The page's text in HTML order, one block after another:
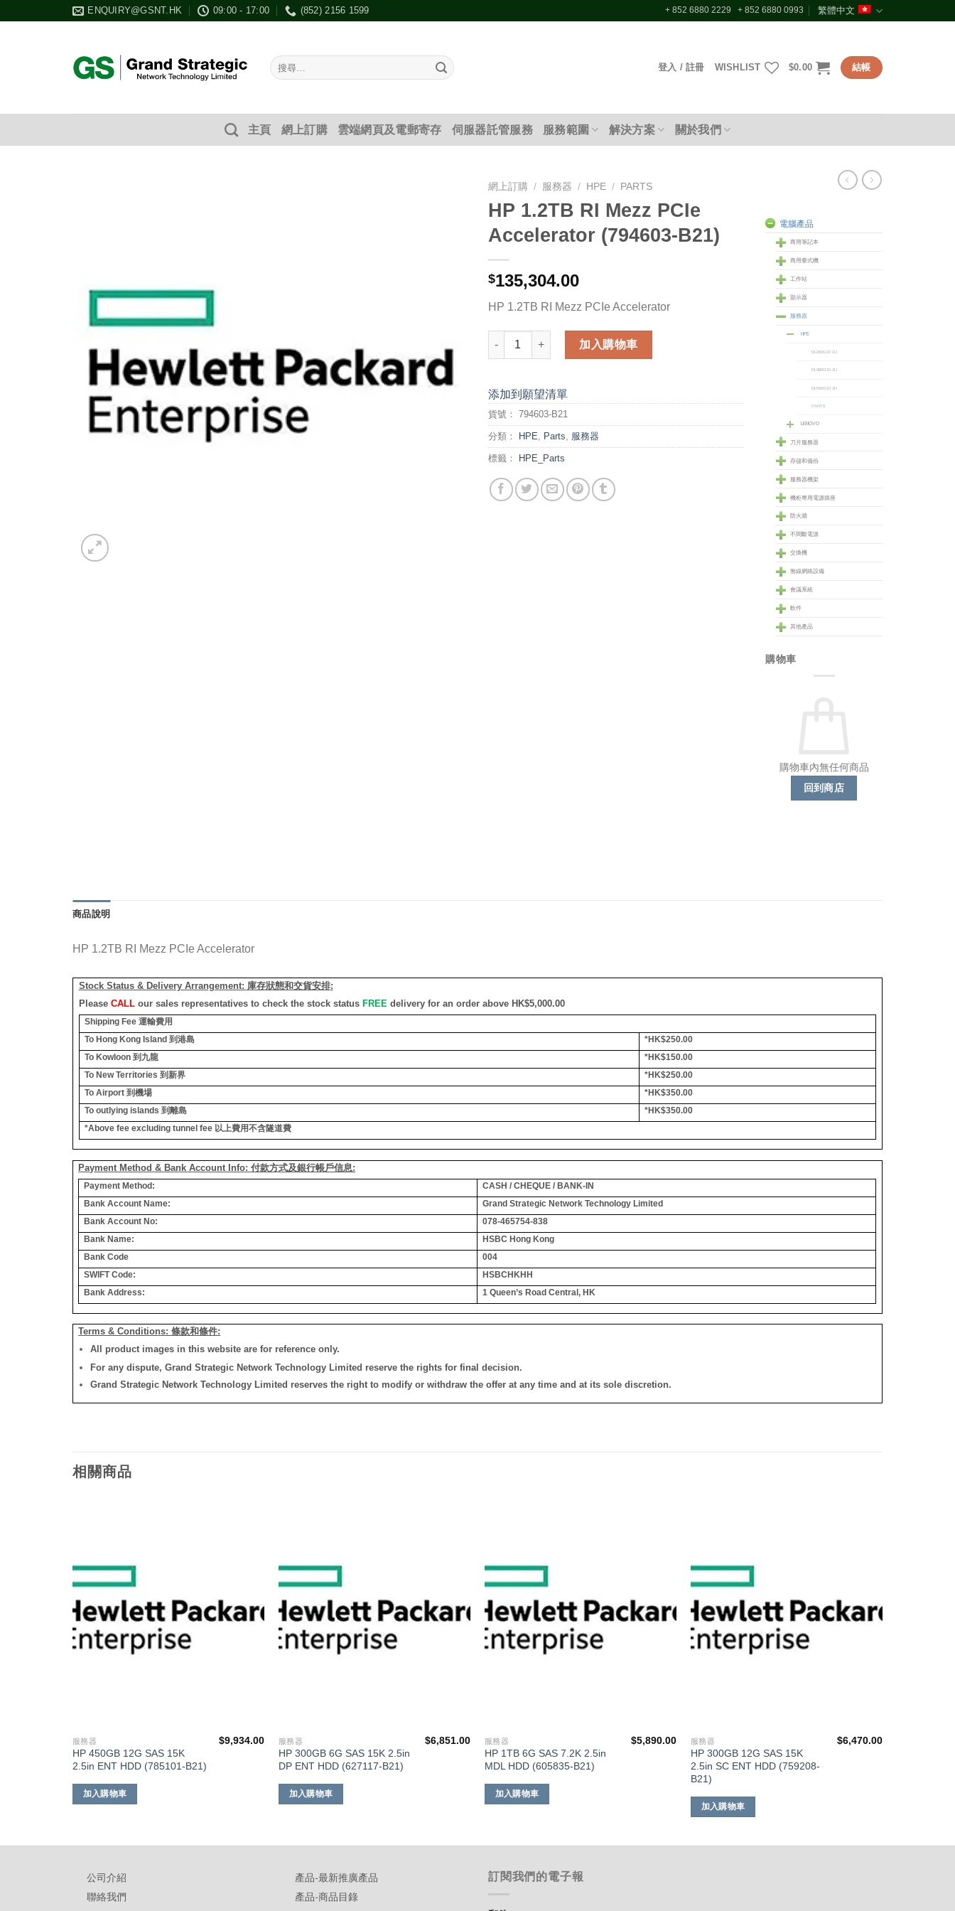
ENQUIRY@GSNT.HK 09:00 - 17:00 (852) 2156 1599 + 852 6880 2229 + 852 6880 0993 繁體中文
搜
尋：
登入 / 註冊 WISHLIST $0.00 結帳
主頁 網上訂購 雲端網頁及電郵寄存 伺服器託管服務 服務範圍 解決方案 關於我們
網上訂購 / 服務器 / HPE / PARTS
HP 1.2TB RI Mezz PCIe
Accelerator (794603-B21)
$135,304.00
HP 1.2TB RI Mezz PCIe Accelerator
HP 1.2TB RI Mezz PCIe Accelerator (794603-B21) 數量
加入購物車
添加到願望清單
貨號： 794603-B21
分類： HPE Parts 服務器
標籤： HPE_Parts
電腦產品
商用筆記本
商用臺式機
工作站
顥示器
服務器
HPE
DL360G10 1U
DL380G10 2U
DL560G10 2U
PARTS
LENOVO
刀片服務器
存儲和備份
服務器機架
機柜專用電源插座
防火牆
不間斷電源
交換機
無線網絡設備
會議系統
軟件
其他產品
購物車
購物車內無任何商品
回到商店
商品說明
HP 1.2TB RI Mezz PCIe Accelerator
Stock Status & Delivery Arrangement: 庫存狀態和交貨安排:
Please CALLour sales representatives to check the stock status FREE delivery for an order above HK$5,000.00
Shipping Fee 運輸費用
To Hong Kong Island 到港島
*HK$250.00
To Kowloon 到九龍
*HK$150.00
To New Territories 到新界
*HK$250.00
To Airport 到機場
*HK$350.00
To outlying islands 到離島
*HK$350.00
*Above fee excluding tunnel fee 以上費用不含隧道費
Payment Method & Bank Account Info: 付款方式及銀行帳戶信息:
Payment Method:
CASH / CHEQUE / BANK-IN
Bank Account Name:
Grand Strategic Network Technology Limited
Bank Account No:
078-465754-838
Bank Name:
HSBC Hong Kong
Bank Code
004
SWIFT Code:
HSBCHKHH
Bank Address:
1 Queen’s Road Central, HK
Terms & Conditions: 條款和條件:
All product images in this website are for reference only.
For any dispute, Grand Strategic Network Technology Limited reserve the rights for final decision.
Grand Strategic Network Technology Limited reserves the right to modify or withdraw the offer at any time and at its sole discretion.
相關商品
服務器
HP 450GB 12G SAS 15K
2.5in ENT HDD (785101-B21)
$9,934.00
加入購物車
服務器
HP 300GB 6G SAS 15K 2.5in
DP ENT HDD (627117-B21)
$6,851.00
加入購物車
服務器
HP 1TB 6G SAS 7.2K 2.5in
MDL HDD (605835-B21)
$5,890.00
加入購物車
服務器
HP 300GB 12G SAS 15K
2.5in SC ENT HDD (759208-
B21)
$6,470.00
加入購物車
公司介紹
聯絡我們
產品-最新推廣產品
產品-商品目錄
訂閱我們的電子報